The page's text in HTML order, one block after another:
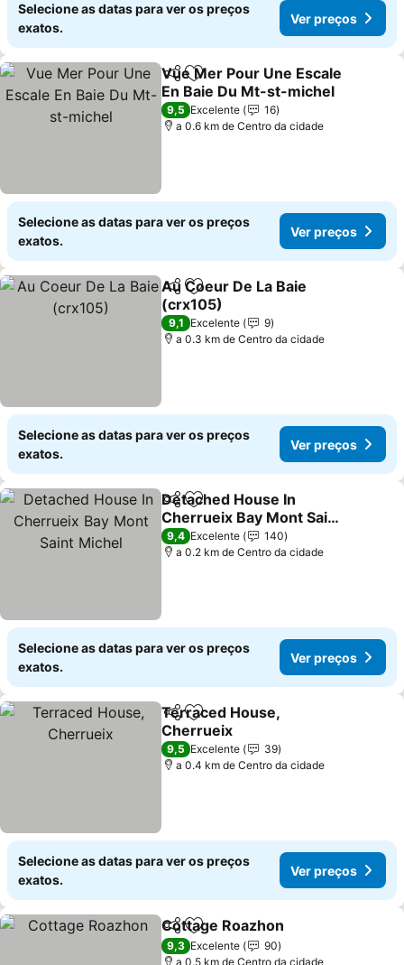
Selecione as datas para ver os preços
exatos.
Ver preços
PartilharAdicionar aos favoritos
Vue Mer Pour Une Escale
En Baie Du Mt-st-michel
9,5 Excelente
16
a 0.6 km de Centro da cidade
Selecione as datas para ver os preços
exatos.
Ver preços
PartilharAdicionar aos favoritos
Au Coeur De La Baie
(crx105)
9,1 Excelente
9
a 0.3 km de Centro da cidade
Selecione as datas para ver os preços
exatos.
Ver preços
PartilharAdicionar aos favoritos
Detached House In
Cherrueix Bay Mont Saint
Michel
9,4 Excelente
140
a 0.2 km de Centro da cidade
Selecione as datas para ver os preços
exatos.
Ver preços
PartilharAdicionar aos favoritos
Terraced House,
Cherrueix
9,5 Excelente
39
a 0.4 km de Centro da cidade
Selecione as datas para ver os preços
exatos.
Ver preços
PartilharAdicionar aos favoritos
Cottage Roazhon
9,3 Excelente
90
a 0.5 km de Centro da cidade